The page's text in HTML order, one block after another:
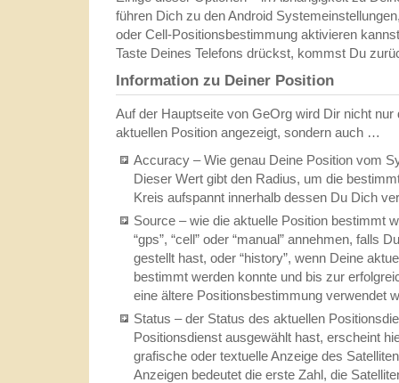
führen Dich zu den Android
oder Cell-Positionsbestimmung aktivieren
Taste Deines Telefons drückst, kommst Du
Information zu Deiner Position
Auf der Hauptseite von GeOrg wird Dir nicht nur
aktuellen Position angezeigt, sondern auch …
Accuracy – Wie genau Deine Position vom
Dieser Wert gibt den Radius, um die
Kreis aufspannt innerhalb dessen Du Dich
Source – wie die aktuelle Position bestimmt
“gps”, “cell” oder “manual” annehmen, falls
gestellt hast, oder “history”, wenn Deine
bestimmt werden konnte und bis zur
eine ältere Positionsbestimmung verwendet
Status – der Status des aktuellen
Positionsdienst ausgewählt hast, erscheint
grafische oder textuelle Anzeige des
Anzeigen bedeutet die erste Zahl, die